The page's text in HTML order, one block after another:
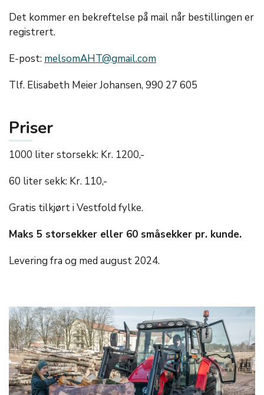
Det kommer en bekreftelse på mail når bestillingen er
registrert.
E-post: melsomAHT@gmail.com
Tlf. Elisabeth Meier Johansen, 990 27 605
Priser
1000 liter storsekk: Kr. 1200,-
60 liter sekk: Kr. 110,-
Gratis tilkjørt i Vestfold fylke.
Maks 5 storsekker eller 60 småsekker pr. kunde.
Levering fra og med august 2024.